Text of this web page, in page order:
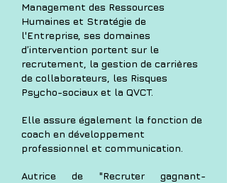
Management des Ressources
Humaines et Stratégie de
l'Entreprise, ses domaines
d’intervention portent sur le
recrutement, la gestion de carrières
de collaborateurs, les Risques
Psycho-sociaux et la QVCT.
Elle assure également la fonction de
coach en développement
professionnel et communication.
Autrice de "Recruter gagnant-